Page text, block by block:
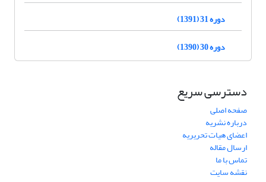
دوره 31 (1391)
دوره 30 (1390)
دسترسی سریع
صفحه اصلی
درباره نشریه
اعضای هیات تحریریه
ارسال مقاله
تماس با ما
نقشه سایت